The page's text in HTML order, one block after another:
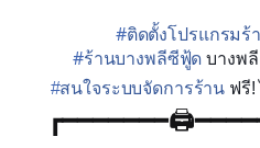
#ติดตั้งโปรแกรมร้
#ร้านบางพลีซีฟู้ดบางพ
#สนใจระบบจัดการร้าน ฟรี!
┏━━━━━━━🖨️